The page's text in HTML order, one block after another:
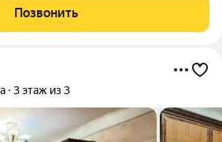
в нopмe. Обремeнeний нeт
платежи.
Позвонить
3 этаж из 3